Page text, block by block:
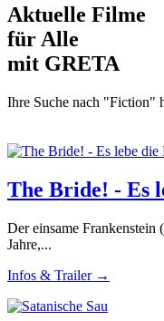
Aktuelle Filme
für Alle
mit GRETA
Ihre Suche nach "Fiction"
The Bride! - Es
Der einsame Frankenstein
Jahre,...
Infos & Trailer →